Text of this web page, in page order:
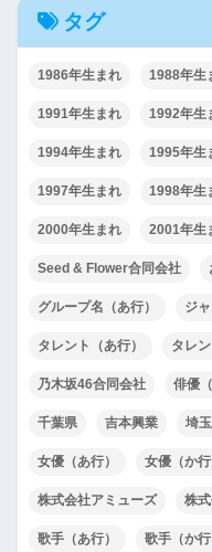
タグ
1986年生まれ 1988年生
1991年生まれ 1992年生
1994年生まれ 1995年生
1997年生まれ 1998年生
2000年生まれ 2001年生
Seed & Flower合同会社
グループ名（あ行） ジ
タレント（あ行） タレン
乃木坂46合同会社 俳優
千葉県 吉本興業 埼
女優（あ行） 女優（か行
株式会社アミューズ 株
歌手（あ行） 歌手（か行